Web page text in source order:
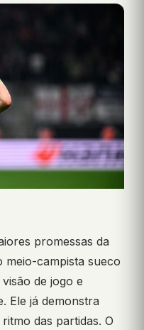
promessas da
meio-campista sueco
de jogo e
Ele já demonstra
das partidas. O